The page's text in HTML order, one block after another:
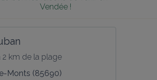
Vendée !
2 km de la plage
Monts (85690)